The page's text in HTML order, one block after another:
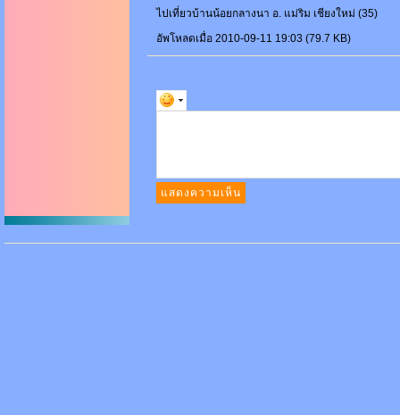
ไปเที่ยวบ้านน้อยกลางนา อ. แม่ริม เชียงใหม่ (35)
อัพโหลดเมื่อ 2010-09-11 19:03 (79.7 KB)